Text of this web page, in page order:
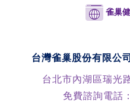
雀巢
台灣雀巢股份有限公
台北市內湖區瑞光
免費諮詢電話：